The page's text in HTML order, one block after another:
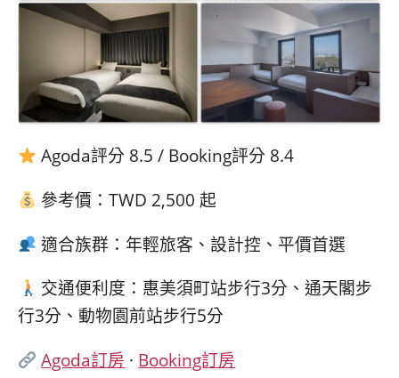
Agoda評分 8.5 / Booking評分 8.4
參考價：TWD 2,500 起
適合族群：年輕旅客、設計控、平價首選
交通便利度：惠美須町站步行3分、通天閣步
行3分、動物園前站步行5分
Agoda訂房 · Booking訂房